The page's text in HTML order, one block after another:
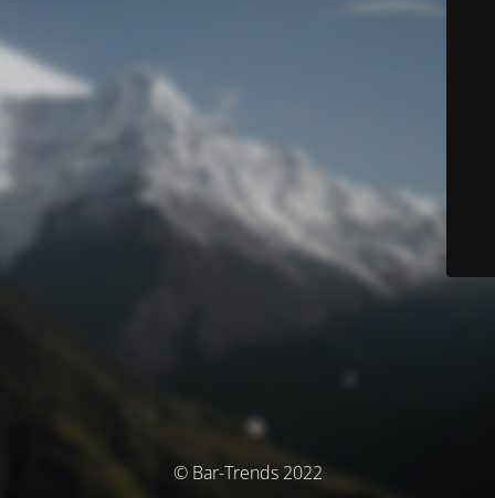
© Bar-Trends 2022